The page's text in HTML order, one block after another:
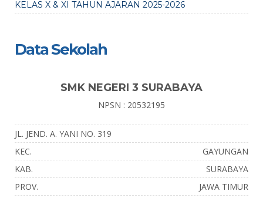
KELAS X & XI TAHUN AJARAN 2025-2026
Data Sekolah
SMK NEGERI 3 SURABAYA
NPSN : 20532195
JL. JEND. A. YANI NO. 319
KEC.
GAYUNGAN
KAB.
SURABAYA
PROV.
JAWA TIMUR